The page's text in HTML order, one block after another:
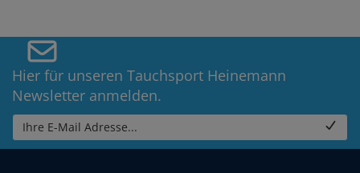
Hier für unseren Tauchsport Heinemann
Newsletter anmelden.
Ihre E-Mail Adresse...